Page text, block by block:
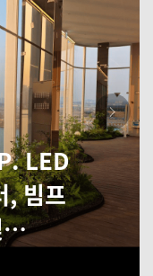
LED
, 빔프
…
Next